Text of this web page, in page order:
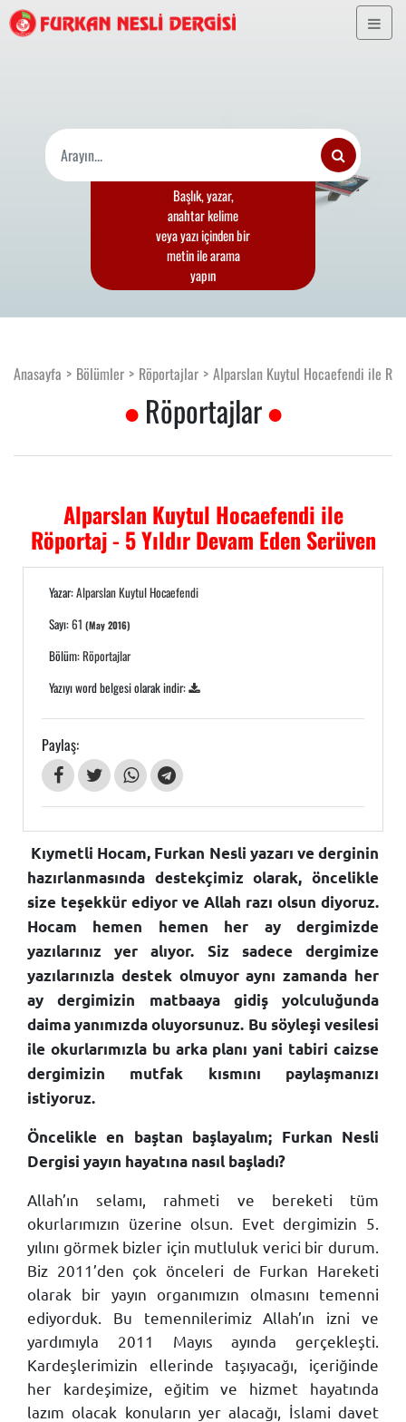
Başlık, yazar,
anahtar kelime
veya yazı içinden bir
metin ile arama
yapın
Anasayfa Bölümler Röportajlar Alparslan Kuytul Hocaefendi ile
Röportajlar
Alparslan Kuytul Hocaefendi ile
Röportaj - 5 Yıldır Devam Eden Serüven
Yazar:Alparslan Kuytul Hocaefendi
Sayı:61 (May 2016)
Bölüm:Röportajlar
Yazıyı word belgesi olarak indir:
Paylaş:
Kıymetli Hocam, Furkan Nesli yazarı ve derginin
hazırlanmasında destekçimiz olarak, öncelikle
size teşekkür ediyor ve Allah razı olsun diyoruz.
Hocam hemen hemen her ay dergimizde
yazılarınız yer alıyor. Siz sadece dergimize
yazılarınızla destek olmuyor aynı zamanda her
ay dergimizin matbaaya gidiş yolculuğunda
daima yanımızda oluyorsunuz. Bu söyleşi vesilesi
ile okurlarımızla bu arka planı yani tabiri caizse
dergimizin mutfak kısmını paylaşmanızı
istiyoruz.
Öncelikle en baştan başlayalım; Furkan Nesli
Dergisi yayın hayatına nasıl başladı?
Allah’ın selamı, rahmeti ve bereketi tüm
okurlarımızın üzerine olsun. Evet dergimizin 5.
yılını görmek bizler için mutluluk verici bir durum.
Biz 2011’den çok önceleri de Furkan Hareketi
olarak bir yayın organımızın olmasını temenni
ediyorduk. Bu temennilerimiz Allah’ın izni ve
yardımıyla 2011 Mayıs ayında gerçekleşti.
Kardeşlerimizin ellerinde taşıyacağı, içeriğinde
her kardeşimize, eğitim ve hizmet hayatında
lazım olacak konuların yer alacağı, İslami davet